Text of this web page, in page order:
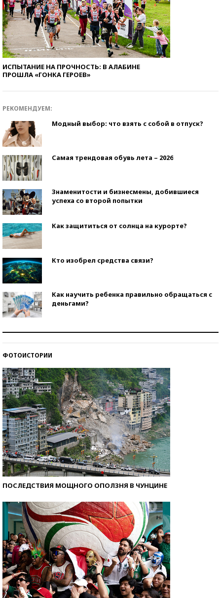
ИСПЫТАНИЕ НА ПРОЧНОСТЬ: В АЛАБИНЕ
ПРОШЛА «ГОНКА ГЕРОЕВ»
РЕКОМЕНДУЕМ:
Модный выбор: что взять с собой в отпуск?
Самая трендовая обувь лета – 2026
Знаменитости и бизнесмены, добившиеся
успеха со второй попытки
Как защититься от солнца на курорте?
Кто изобрел средства связи?
Как научить ребенка правильно обращаться с
деньгами?
ФОТОИСТОРИИ
ПОСЛЕДСТВИЯ МОЩНОГО ОПОЛЗНЯ В ЧУНЦИНЕ